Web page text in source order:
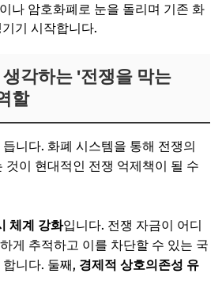
나 암호화폐로 눈을 돌리며 기존 화
기 시작합니다.
각하는 '전쟁을 막는
할
니다. 화폐 시스템을 통해 전쟁의
이 현대적인 전쟁 억제책이 될 수
체계 강화입니다. 전쟁 자금이 어디
게 추적하고 이를 차단할 수 있는 국
니다. 둘째, 경제적 상호의존성 유